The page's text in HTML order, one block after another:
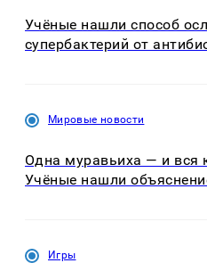
Учёные нашли способ
супербактерий от
Мировые новости
Одна муравьиха — и вся
Учёные нашли
Игры